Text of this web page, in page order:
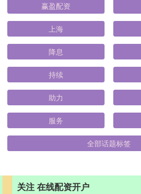
赢盈配资
上海
降息
持续
助力
服务
全部话题标签
关注 在线配资开户